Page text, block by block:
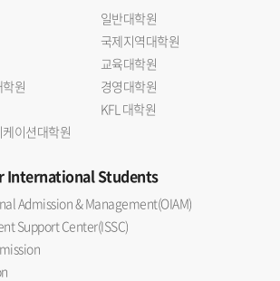
일반대학원
국제지역대학원
교육대학원
원
경영대학원
KFL 대학원
이션대학원
International Students
Admission & Management(OIAM)
Support Center(ISSC)